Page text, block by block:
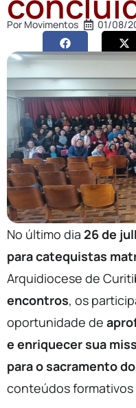
Por Movimentos 01/08/
No último dia 26 de
para catequistas
Arquidiocese de
encontros, os
oportunidade de
e enriquecer sua
para o sacramento
conteúdos